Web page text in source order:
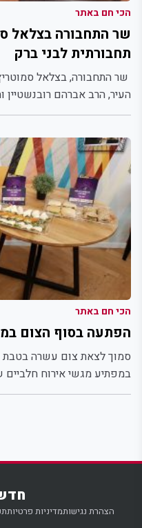
הכי חם באתר
שר התחבורה בצלאל
תחבורתית לבני ברק
שר התחבורה, בצלאל
העיר, הרב אברהם רובנשטיין
הכי חם באתר
הפתעה בסוף הצום
סמוך לצאת צום עשרה בטבת
במפתיע מגשי אירוח חלביים
הצהרת נגישותמדיניות פרטיות